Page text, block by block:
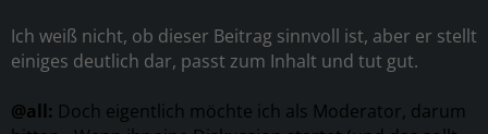
Ich weiß nicht, ob dieser Beitrag sinnvoll ist, aber er stellt
einiges deutlich dar, passt zum Inhalt und tut gut.
@all: Doch eigentlich möchte ich als Moderator, darum